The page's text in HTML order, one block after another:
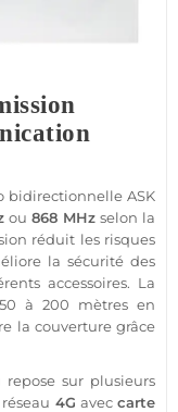
bidirectionnelle ASK
ou868 MHz selon la
réduit les risques
la sécurité des
accessoires. La
à 200 mètres en
la couverture grâce
sur plusieurs
réseau 4G aveccarte